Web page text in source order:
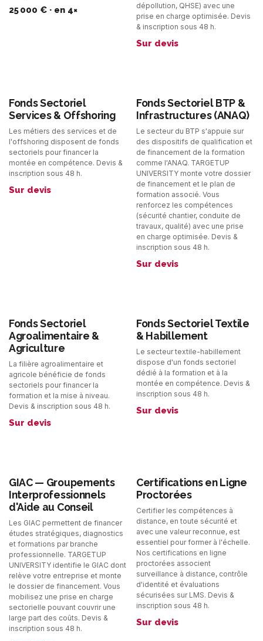
25 000 € · en 4×
dépollution, QHSE) avec une
prise en charge optimisée. Devis
& inscription sous 48 h.
Sur devis
Fonds Sectoriel
Services & Offshoring
Les métiers des services et de
l'offshoring disposent de fonds
sectoriels pour financer la
montée en compétence. Devis &
inscription sous 48 h.
Sur devis
Fonds Sectoriel BTP &
Infrastructures (ANAQ)
Le secteur du BTP s'appuie sur
des dispositifs de qualification et
de financement de la formation
comme l'ANAQ. TARGETUP
UNIVERSITY monte votre dossier
de financement et le plan de
formation associé. Vous
renforcez les compétences
(sécurité chantier, conduite de
travaux, qualité) avec une prise
en charge optimisée. Devis &
inscription sous 48 h.
Sur devis
Fonds Sectoriel
Agroalimentaire &
Agriculture
La filière agroalimentaire et
agricole bénéficie de fonds
sectoriels pour financer la
formation et la mise à niveau.
Devis & inscription sous 48 h.
Sur devis
Fonds Sectoriel Textile
& Habillement
Le secteur textile-habillement
dispose d'un fonds sectoriel
dédié à la formation et à la
montée en compétence. Devis &
inscription sous 48 h.
Sur devis
GIAC — Groupements
Interprofessionnels
d'Aide au Conseil
Les GIAC permettent de financer
études stratégiques, diagnostics
et formations par branche
professionnelle. TARGETUP
UNIVERSITY identifie le GIAC dont
relève votre entreprise et monte
le dossier de financement. Vous
mobilisez une prise en charge
sectorielle pouvant couvrir une
large part des coûts. Devis &
inscription sous 48 h.
Certifications en Ligne
Proctorées
Certifier les compétences à
distance, en toute sécurité et
avec une valeur reconnue, est
essentiel pour former à l'échelle.
Nos certifications en ligne
proctorées associent
surveillance à distance, contrôle
d'identité et évaluations
sécurisées sur LMS. Devis &
inscription sous 48 h.
Sur devis